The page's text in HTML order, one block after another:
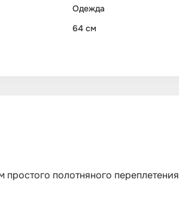
Одежда
64 см
простого полотняного переплетения